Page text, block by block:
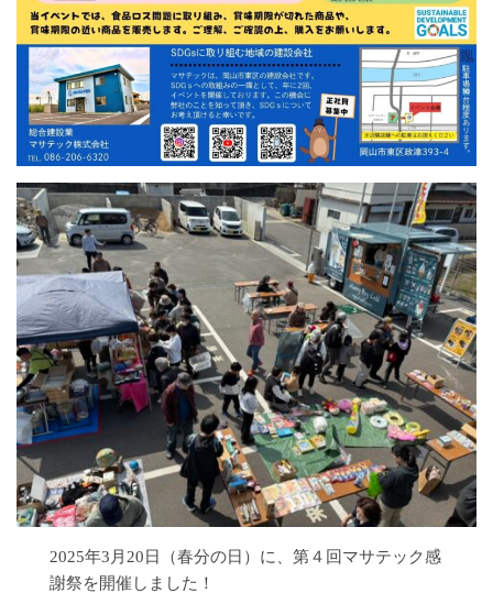
2025年3月20日（春分の日）に、第４回マサテック感
謝祭を開催しました！